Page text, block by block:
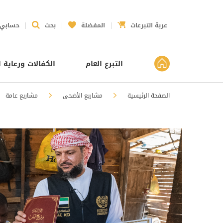
حسابي بحث المفضلة عربة التبرعات
التبرع العام الكفالات ورعاية
الصفحة الرئيسية مشاريع الأضحى مشاريع عامة